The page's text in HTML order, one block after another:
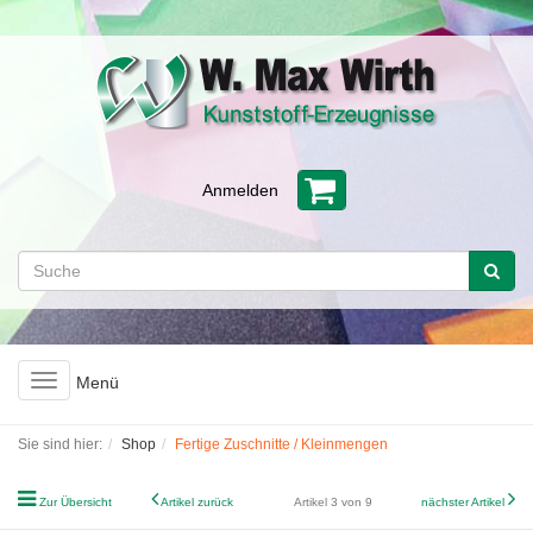
Anmelden
Toggle
navigation
Menü
Sie sind hier: Shop Fertige Zuschnitte / Kleinmengen
Zur Übersicht Artikel zurück Artikel 3 von 9 nächster Artikel